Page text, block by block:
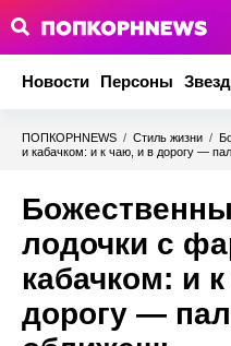
Новости Персоны
ПОПКОРНNEWS / Стиль жизни /
и кабачком: и к чаю, и в дорогу —
лодочки с
кабачком: и
дорогу —